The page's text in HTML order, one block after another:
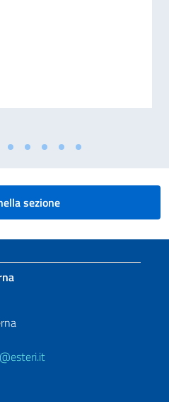
ICE BERNA - ASSUNZIONE
sezione